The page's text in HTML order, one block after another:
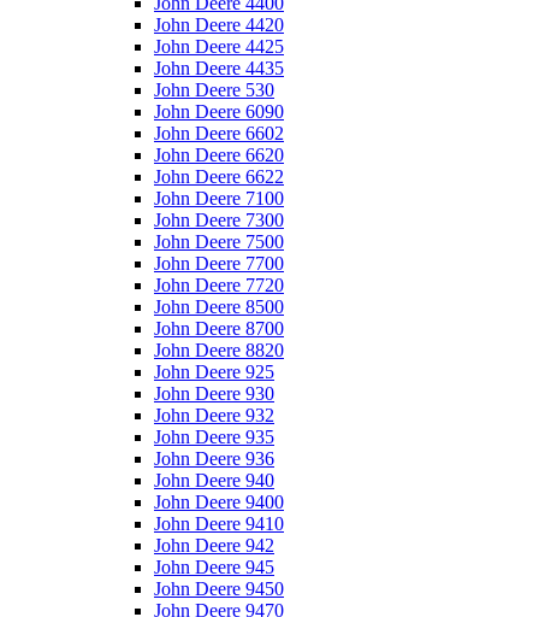
John Deere 4420
John Deere 4425
John Deere 4435
John Deere 530
John Deere 6090
John Deere 6602
John Deere 6620
John Deere 6622
John Deere 7100
John Deere 7300
John Deere 7500
John Deere 7700
John Deere 7720
John Deere 8500
John Deere 8700
John Deere 8820
John Deere 925
John Deere 930
John Deere 932
John Deere 935
John Deere 936
John Deere 940
John Deere 9400
John Deere 9410
John Deere 942
John Deere 945
John Deere 9450
John Deere 9470